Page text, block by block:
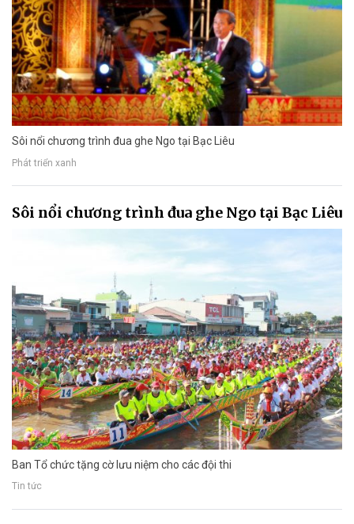
Sôi nổi chương trình đua ghe Ngo tại Bạc Liêu
Phát triển xanh
Sôi nổi chương trình đua ghe Ngo tại Bạc Liêu
Ban Tổ chức tặng cờ lưu niệm cho các đội thi
Tin tức